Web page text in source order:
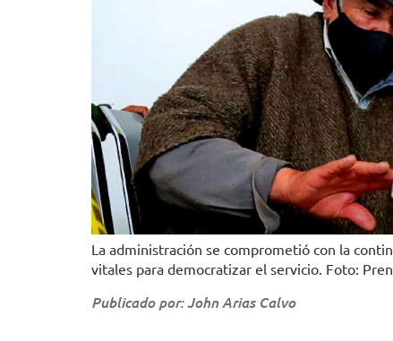
La administración se comprometió con la
vitales para democratizar el servicio. Foto:
Publicado por: John Arias Calvo